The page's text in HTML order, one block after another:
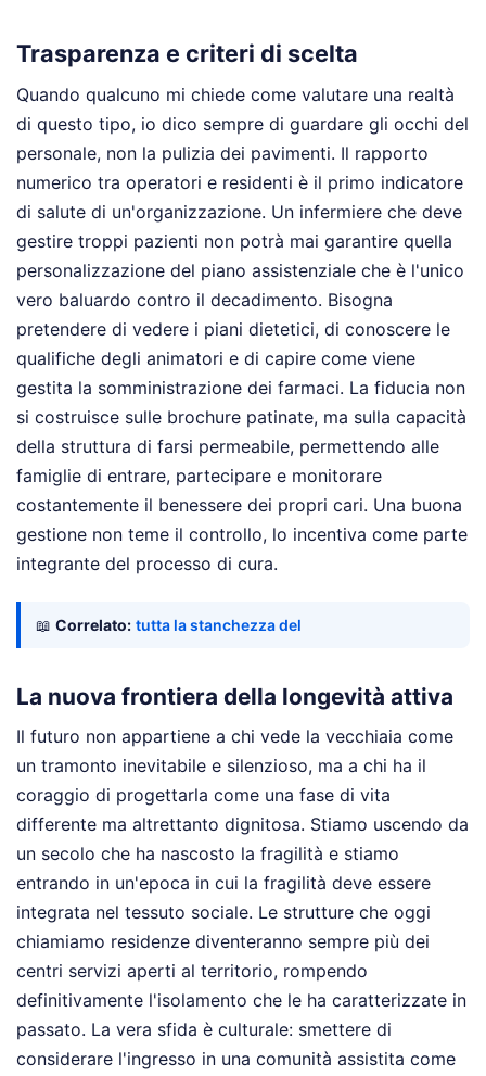
Trasparenza e criteri di scelta
Quando qualcuno mi chiede come valutare una realtà
di questo tipo, io dico sempre di guardare gli occhi del
personale, non la pulizia dei pavimenti. Il rapporto
numerico tra operatori e residenti è il primo indicatore
di salute di un'organizzazione. Un infermiere che deve
gestire troppi pazienti non potrà mai garantire quella
personalizzazione del piano assistenziale che è l'unico
vero baluardo contro il decadimento. Bisogna
pretendere di vedere i piani dietetici, di conoscere le
qualifiche degli animatori e di capire come viene
gestita la somministrazione dei farmaci. La fiducia non
si costruisce sulle brochure patinate, ma sulla capacità
della struttura di farsi permeabile, permettendo alle
famiglie di entrare, partecipare e monitorare
costantemente il benessere dei propri cari. Una buona
gestione non teme il controllo, lo incentiva come parte
integrante del processo di cura.
📖 Correlato: tutta la stanchezza del
La nuova frontiera della longevità attiva
Il futuro non appartiene a chi vede la vecchiaia come
un tramonto inevitabile e silenzioso, ma a chi ha il
coraggio di progettarla come una fase di vita
differente ma altrettanto dignitosa. Stiamo uscendo da
un secolo che ha nascosto la fragilità e stiamo
entrando in un'epoca in cui la fragilità deve essere
integrata nel tessuto sociale. Le strutture che oggi
chiamiamo residenze diventeranno sempre più dei
centri servizi aperti al territorio, rompendo
definitivamente l'isolamento che le ha caratterizzate in
passato. La vera sfida è culturale: smettere di
considerare l'ingresso in una comunità assistita come